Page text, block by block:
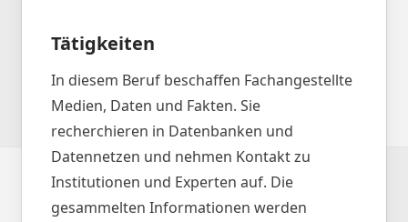
Tätigkeiten
In diesem Beruf beschaffen Fachangestellte
Medien, Daten und Fakten. Sie
recherchieren in Datenbanken und
Datennetzen und nehmen Kontakt zu
Institutionen und Experten auf. Die
gesammelten Informationen werden